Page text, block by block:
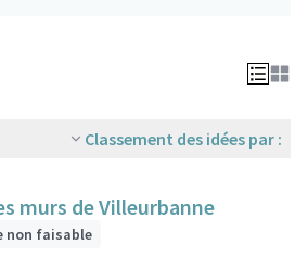
Classement des idées par :
murs de Villeurbanne
non faisable